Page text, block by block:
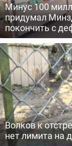
Минус 100
придумал
покончить с
Волков к
нет лимита на